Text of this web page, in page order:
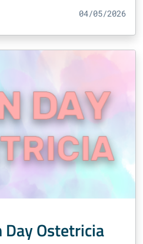
04/05/2026
Day Ostetricia